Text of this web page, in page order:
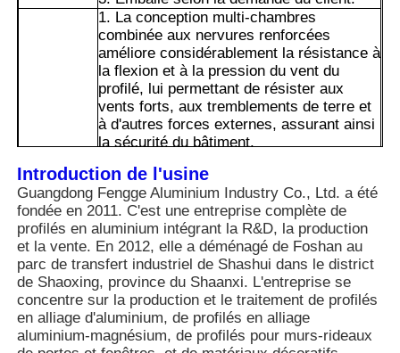
Visite de l'usine
Contrôle de qualité
Contactez-nous
Nouvelles
Demandez un devis
Profils en aluminium d'extrusion
Avantages
1. La conception multi-chambres
combinée aux nervures renforcées
améliore considérablement la résistance à
la flexion et à la pression du vent du
profilé, lui permettant de résister aux
vents forts, aux tremblements de terre et
à d'autres forces externes, assurant ainsi
la sécurité du bâtiment.
subi un traitement d'oxydation anodique /
de peinture, ce qui empêche la rouille et la
corrosion. Il peut conserver son
apparence et ses performances pendant
longtemps, même dans des
environnements difficiles tels que les
zones côtières et les zones de pluie
acide.
3. L'alliage d'aluminium peut être recyclé
et conserve une valeur résiduelle
Introduction de l'usine
Guangdong Fengge Aluminium Industry Co., Ltd. a été
fondée en 2011. C'est une entreprise complète de
profilés en aluminium intégrant la R&D, la production
et la vente. En 2012, elle a déménagé de Foshan au
parc de transfert industriel de Shashui dans le district
de Shaoxing, province du Shaanxi. L'entreprise se
concentre sur la production et le traitement de profilés
en alliage d'aluminium, de profilés en alliage
aluminium-magnésium, de profilés pour murs-rideaux